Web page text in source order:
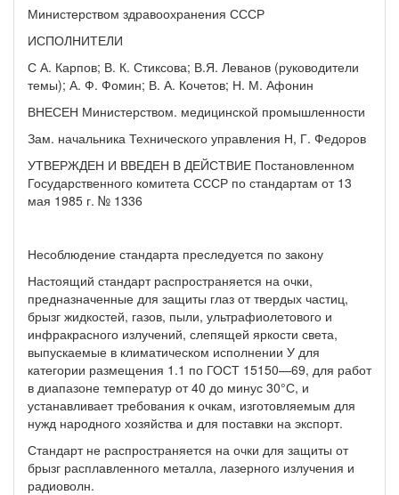
Министерством здравоохранения СССР
ИСПОЛНИТЕЛИ
С А. Карпов; В. К. Стиксова; В.Я. Леванов (руководители
темы); А. Ф. Фомин; В. А. Кочетов; Н. М. Афонин
ВНЕСЕН Министерством. медицинской промышленности
Зам. начальника Технического управления Н, Г. Федоров
УТВЕРЖДЕН И ВВЕДЕН В ДЕЙСТВИЕ Постановленном
Государственного комитета СССР по стандартам от 13
мая 1985 г. № 1336
Несоблюдение стандарта преследуется по закону
Настоящий стандарт распространяется на очки,
предназначенные для защиты глаз от твердых частиц,
брызг жидкостей, газов, пыли, ультрафиолетового и
инфракрасного излучений, слепящей яркости света,
выпускаемые в климатическом исполнении У для
категории размещения 1.1 по ГОСТ 15150—69, для работ
в диапазоне температур от 40 до минус 30°С, и
устанавливает требования к очкам, изготовляемым для
нужд народного хозяйства и для поставки на экспорт.
Стандарт не распространяется на очки для защиты от
брызг расплавленного металла, лазерного излучения и
радиоволн.